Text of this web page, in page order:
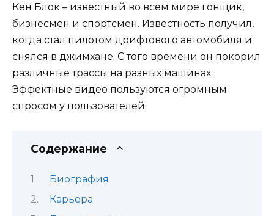
Кен Блок – известный во всем мире гонщик,
бизнесмен и спортсмен. Известность получил,
когда стал пилотом дрифтового автомобиля и
снялся в джимхане. С того времени он покорил
различные трассы на разных машинах.
Эффектные видео пользуются огромным
спросом у пользователей.
Содержание
Биография
Карьера